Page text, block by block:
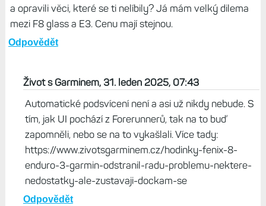
a opravili věci, které se ti nelíbily? Já mám velký dilema
mezi F8 glass a E3. Cenu mají stejnou.
Odpovědět
Život s Garminem, 31. leden 2025, 07:43
Automatické podsvícení není a asi už nikdy nebude. S
tím, jak UI pochází z Forerunnerů, tak na to buď
zapomněli, nebo se na to vykašlali. Více tady:
https://www.zivotsgarminem.cz/hodinky-fenix-8-
enduro-3-garmin-odstranil-radu-problemu-nektere-
nedostatky-ale-zustavaji-dockam-se
Odpovědět